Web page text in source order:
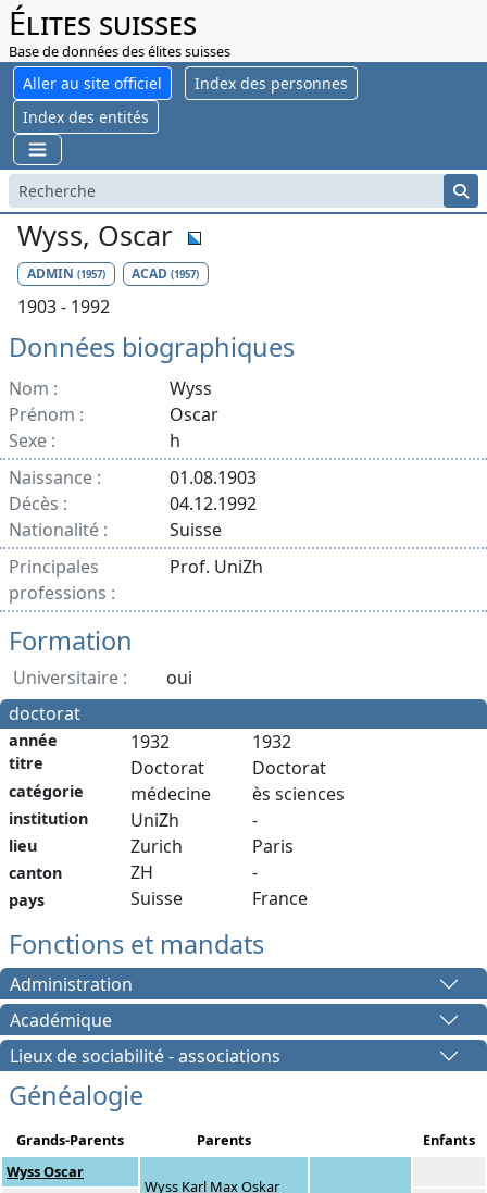
Élites suisses
Base de données des élites suisses
Aller au site officiel
Index des personnes
Index des entités
Wyss, Oscar
ADMIN (1957) ACAD(1957)
1903 - 1992
Données biographiques
Nom :
Wyss
Prénom :
Oscar
Sexe :
h
Naissance :
01.08.1903
Décès :
04.12.1992
Nationalité :
Suisse
Principales
professions :
Prof. UniZh
Formation
Universitaire :
oui
doctorat
année
titre
catégorie
institution
lieu
canton
pays
1932
Doctorat
médecine
UniZh
Zurich
ZH
Suisse
1932
Doctorat
ès sciences
-
Paris
-
France
Fonctions et mandats
Administration
Académique
Lieux de sociabilité - associations
Généalogie
Grands-Parents Parents
Enfants
Wyss Oscar
Wyss Karl Max Oskar